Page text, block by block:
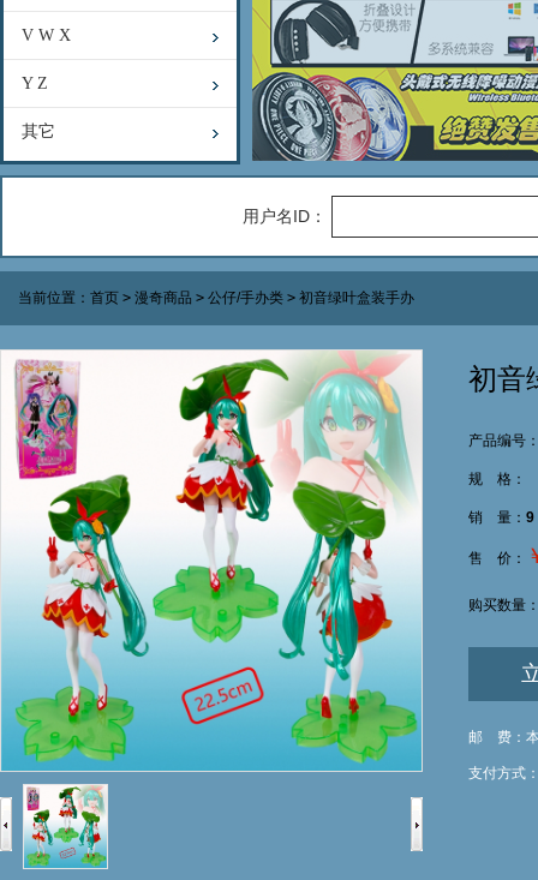
V W X
Y Z
其它
用户名ID：
当前位置： 首页 > 漫奇商品 > 公仔/手办类 > 初音绿叶盒装手办
初音
产品编号
规 格：
销 量： 9
售 价：
购买数量
邮 费：本
支付方式